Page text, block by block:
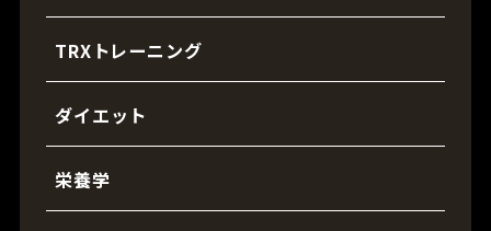
TRXトレーニング
ダイエット
栄養学